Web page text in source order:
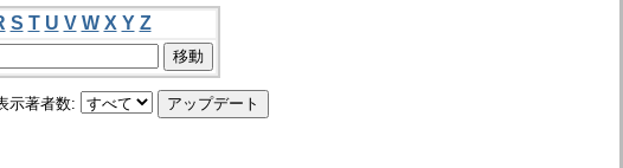
S T U V W X Y Z
示著者数: